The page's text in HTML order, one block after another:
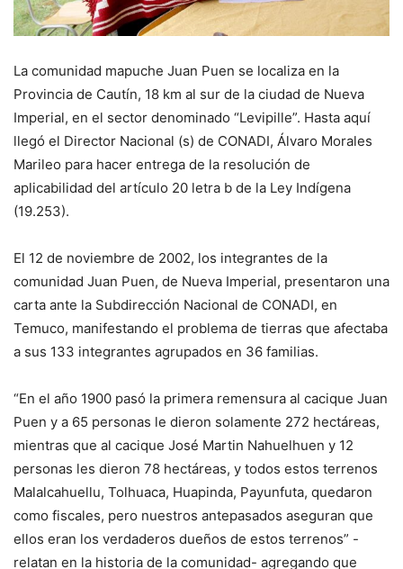
La comunidad mapuche Juan Puen se localiza en la
Provincia de Cautín, 18 km al sur de la ciudad de Nueva
Imperial, en el sector denominado “Levipille”. Hasta aquí
llegó el Director Nacional (s) de CONADI, Álvaro Morales
Marileo para hacer entrega de la resolución de
aplicabilidad del artículo 20 letra b de la Ley Indígena
(19.253).
El 12 de noviembre de 2002, los integrantes de la
comunidad Juan Puen, de Nueva Imperial, presentaron una
carta ante la Subdirección Nacional de CONADI, en
Temuco, manifestando el problema de tierras que afectaba
a sus 133 integrantes agrupados en 36 familias.
“En el año 1900 pasó la primera remensura al cacique Juan
Puen y a 65 personas le dieron solamente 272 hectáreas,
mientras que al cacique José Martin Nahuelhuen y 12
personas les dieron 78 hectáreas, y todos estos terrenos
Malalcahuellu, Tolhuaca, Huapinda, Payunfuta, quedaron
como fiscales, pero nuestros antepasados aseguran que
ellos eran los verdaderos dueños de estos terrenos” -
relatan en la historia de la comunidad- agregando que